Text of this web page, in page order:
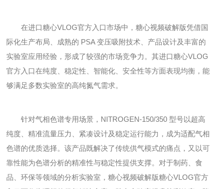
在进口糖心VLOG官方入口市场中，糖心视频破解版凭借国
际化生产布局、成熟的 PSA 变压吸附技术、产品设计及丰富的
实验室应用经验，形成了较强的市场竞争力。其进口糖心VLOG
官方入口在纯度、稳定性、智能化、安全性等方面表现均衡，能
够满足多数实验室的高纯氮气需求。
针对气相色谱专用场景，NITROGEN-150/350 型号以超高
纯度、精准流量压力、紧凑设计及稳定运行能力，成为适配气相
色谱的优质选择。该产品既解决了传统供气模式的痛点，又以可
靠性能为色谱分析的精准性与稳定性提供支撑。对于制药、食
品、环保等领域的分析实验室，糖心视频破解版糖心VLOG官方